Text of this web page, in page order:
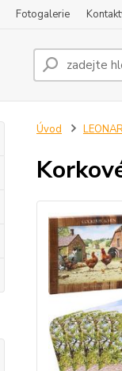
Fotogalerie
Úvod